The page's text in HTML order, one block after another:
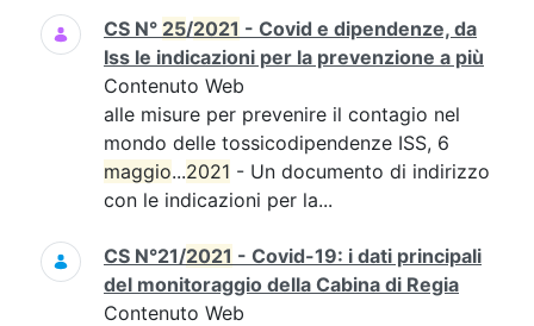
CS N° 25/2021 - Covid e dipendenze, da
Iss le indicazioni per la prevenzione a più
Contenuto Web
alle misure per prevenire il contagio nel
mondo delle tossicodipendenze ISS, 6
maggio...2021 - Un documento di indirizzo
con le indicazioni per la...
CS N°21/2021 - Covid-19: i dati principali
del monitoraggio della Cabina di Regia
Contenuto Web